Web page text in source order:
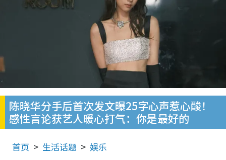
陈晓华分手后首次发文曝25字心声惹心酸！
感性言论获艺人暖心打气：你是最好的
首页 生活话题 娱乐